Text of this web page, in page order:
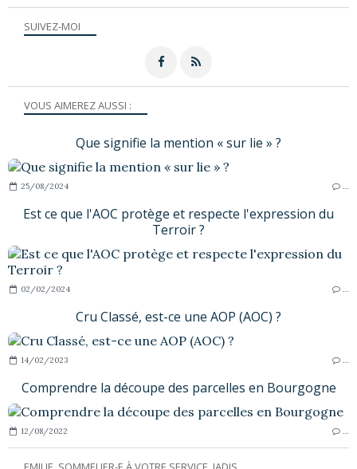
SUIVEZ-MOI
VOUS AIMEREZ AUSSI :
Que signifie la mention « sur lie » ?
25/08/2024
Est ce que l'AOC protège et respecte l'expression du
Terroir ?
02/02/2024
Cru Classé, est-ce une AOP (AOC) ?
14/02/2023
Comprendre la découpe des parcelles en Bourgogne
12/08/2022